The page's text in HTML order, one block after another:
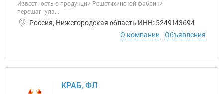
Известность о продукции Решетихинской фабрики
перешагнула...
Россия, Нижегородская область ИНН: 5249143694
О компании
Объявления
КРАБ, ФЛ